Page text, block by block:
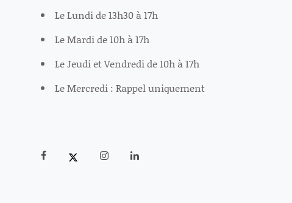
Le Lundi de 13h30 à 17h
Le Mardi de 10h à 17h
Le Jeudi et Vendredi de 10h à 17h
Le Mercredi : Rappel uniquement